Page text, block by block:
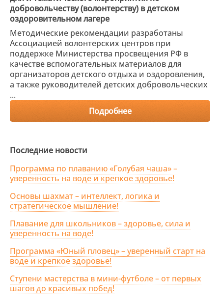
добровольчеству (волонтерству) в детском
оздоровительном лагере
Методические рекомендации разработаны
Ассоциацией волонтерских центров при
поддержке Министерства просвещения РФ в
качестве вспомогательных материалов для
организаторов детского отдыха и оздоровления,
а также руководителей детских добровольческих
...
Подробнее
Последние новости
Программа по плаванию «Голубая чаша» –
уверенность на воде и крепкое здоровье!
Основы шахмат – интеллект, логика и
стратегическое мышление!
Плавание для школьников – здоровье, сила и
уверенность на воде!
Программа «Юный пловец» – уверенный старт на
воде и крепкое здоровье!
Ступени мастерства в мини-футболе – от первых
шагов до красивых побед!